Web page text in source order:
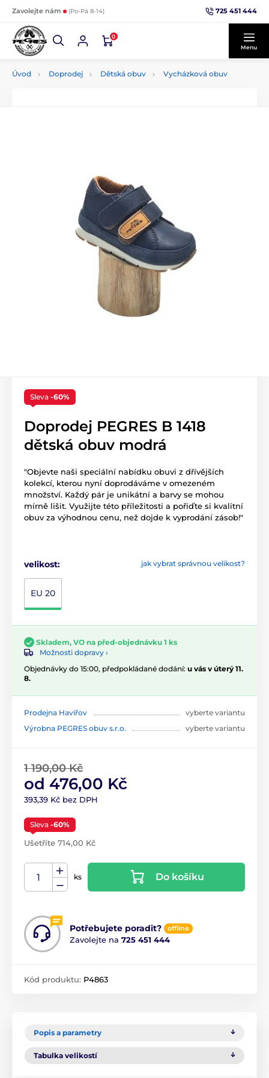
Zavolejte nám (Po-Pá 8-14) 725 451 444
0
Menu
Úvod Doprodej Dětská obuv Vycházková obuv
Sleva -60%
Doprodej PEGRES B 1418
dětská obuv modrá
"Objevte naši speciální nabídku obuvi z dřívějších
kolekcí, kterou nyní doprodáváme v omezeném
množství. Každý pár je unikátní a barvy se mohou
mírně lišit. Využijte této příležitosti a pořiďte si kvalitní
obuv za výhodnou cenu, než dojde k vyprodání zásob!"
jak vybrat správnou velikost?
velikost:
EU 20
Skladem, VO na před-objednávku 1 ks
Možnosti dopravy ›
Objednávky do 15:00, předpokládané dodání: u vás v úterý 11.
8.
Prodejna Havířov
vyberte variantu
Výrobna PEGRES obuv s.r.o.
vyberte variantu
1 190,00 Kč
od 476,00 Kč
393,39 Kč bez DPH
Sleva -60%
Ušetříte 714,00 Kč
ks Do košíku
Potřebujete poradit? offline
Zavolejte na 725 451 444
Kód produktu: P4863
Popis a parametry
Tabulka velikostí